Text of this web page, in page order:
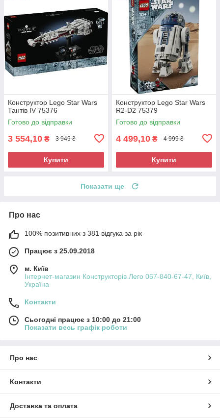
Конструктор Lego Star Wars
Тантів IV 75376
Готово до відправки
3 554,10 ₴ 3 949 ₴
Купити
Конструктор Lego Star Wars
R2-D2 75379
Готово до відправки
4 499,10 ₴ 4 999 ₴
Купити
Показати ще
Про нас
100% позитивних з 381 відгука за рік
Працює з 25.09.2018
м. Київ
Інтернет-магазин Конструкторів Лего 067-840-67-47, Київ,
Україна
Контакти
Сьогодні працює з 10:00 до 21:00
Показати весь графік роботи
Про нас
Контакти
Доставка та оплата